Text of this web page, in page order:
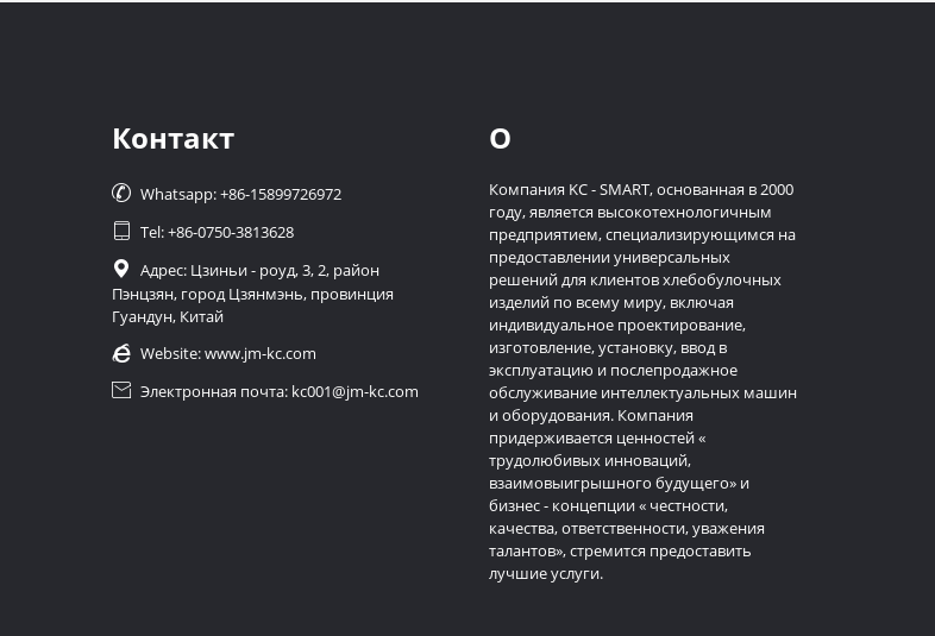
Контакт
 Whatsapp: +86-15899726972
 Tel: +86-0750-3813628

Адрес: Цзиньи - роуд, 3, 2, район
Пэнцзян, город Цзянмэнь, провинция
Гуандун, Китай
 Website:www.jm-kc.com
 Электронная почта: kc001@jm-kc.com
О
Компания KC - SMART, основанная в 2000
году, является высокотехнологичным
предприятием, специализирующимся на
предоставлении универсальных
решений для клиентов хлебобулочных
изделий по всему миру, включая
индивидуальное проектирование,
изготовление, установку, ввод в
эксплуатацию и послепродажное
обслуживание интеллектуальных машин
и оборудования. Компания
придерживается ценностей «
трудолюбивых инноваций,
взаимовыигрышного будущего» и
бизнес - концепции « честности,
качества, ответственности, уважения
талантов», стремится предоставить
лучшие услуги.